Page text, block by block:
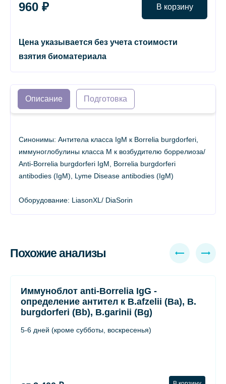
960 ₽ В корзину
Цена указывается без учета стоимости
взятия биоматериала
Описание Подготовка
Синонимы: Антитела класса IgМ к Borrelia burgdorferi,
иммуноглобулины класса М к возбудителю боррелиоза/
Anti-Borrelia burgdorferi IgМ, Borrelia burgdorferi
antibodies (IgМ), Lyme Disease antibodies (IgМ)
Оборудование: LiasonXL/ DiaSorin
Похожие анализы
Иммуноблот anti-Borrelia IgG -
определение антител к B.afzelii (Ba), B.
burgdorferi (Bb), B.garinii (Bg)
5-6 дней (кроме субботы, воскресенья)